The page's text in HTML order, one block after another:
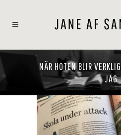
NÄR HOTEN BLIR
JAG